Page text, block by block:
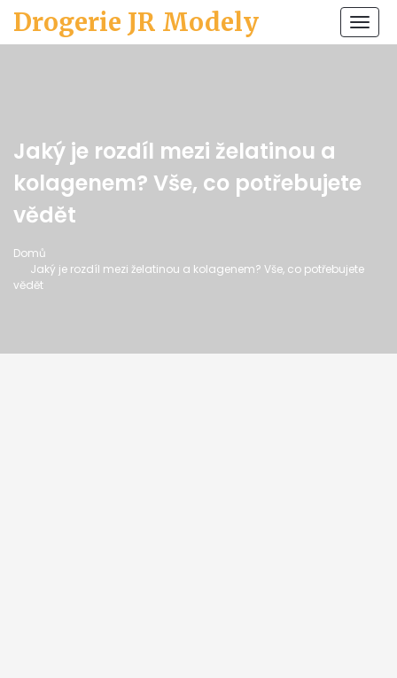
Drogerie JR Modely
Jaký je rozdíl mezi želatinou a
kolagenem? Vše, co potřebujete
vědět
Domů
Jaký je rozdíl mezi želatinou a kolagenem? Vše, co potřebujete
vědět